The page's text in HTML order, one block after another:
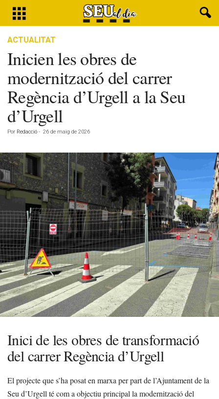
ACTUALITAT
Inicien les obres de
modernització del carrer
Regència d’Urgell a la Seu
d’Urgell
Por Redacció - 26 de maig de 2026
Inici de les obres de transformació
del carrer Regència d’Urgell
El projecte que s’ha posat en marxa per part de l’Ajuntament de la
Seu d’Urgell té com a objectiu principal la modernització del